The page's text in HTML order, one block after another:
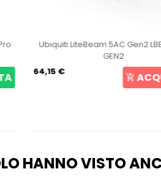
Ubiquiti LiteBeam 5AC Gen2
GEN2
64,15 €
HANNO VISTO